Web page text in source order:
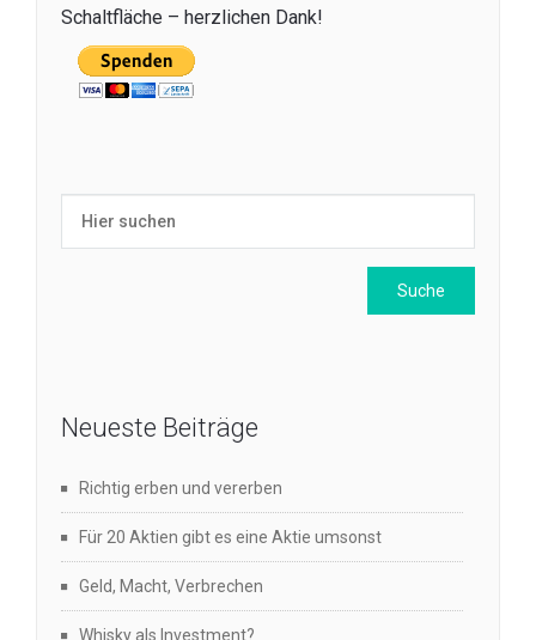
Schaltfläche – herzlichen Dank!
Neueste Beiträge
Richtig erben und vererben
Für 20 Aktien gibt es eine Aktie umsonst
Geld, Macht, Verbrechen
Whisky als Investment?